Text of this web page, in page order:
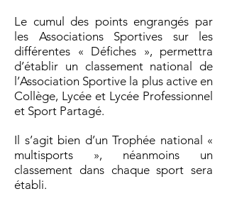
Le cumul des points engrangés par
les Associations Sportives sur les
différentes « Défiches », permettra
d’établir un classement national de
l’Association Sportive la plus active en
Collège, Lycée et Lycée Professionnel
et Sport Partagé.
Il s’agit bien d’un Trophée national «
multisports », néanmoins un
classement dans chaque sport sera
établi.